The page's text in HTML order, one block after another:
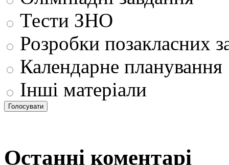
Тести ЗНО
Розробки позакласних
Календарне планування
Інші матеріали
Останні коментарі